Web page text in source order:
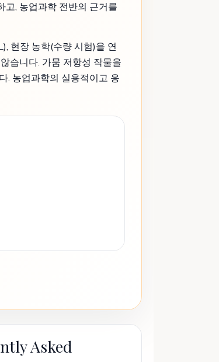
고, 농업과학 전반의 근거를
현장 농학(수량 시험)을 연
습니다. 가뭄 저항성 작물을
. 농업과학의 실용적이고 응
Asked